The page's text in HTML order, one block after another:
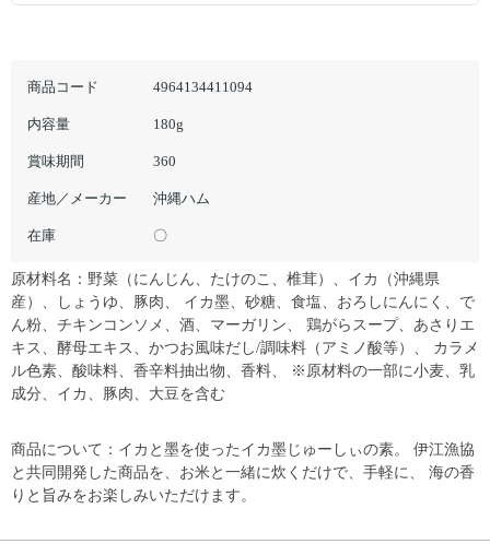
商品コード 4964134411094
内容量 180g
賞味期間 360
産地／メーカー 沖縄ハム
在庫 〇
原材料名：野菜（にんじん、たけのこ、椎茸）、イカ（沖縄県
産）、しょうゆ、豚肉、 イカ墨、砂糖、食塩、おろしにんにく、で
ん粉、チキンコンソメ、酒、マーガリン、 鶏がらスープ、あさりエ
キス、酵母エキス、かつお風味だし/調味料（アミノ酸等）、 カラメ
ル色素、酸味料、香辛料抽出物、香料、 ※原材料の一部に小麦、乳
成分、イカ、豚肉、大豆を含む
商品について：イカと墨を使ったイカ墨じゅーしぃの素。 伊江漁協
と共同開発した商品を、お米と一緒に炊くだけで、手軽に、 海の香
りと旨みをお楽しみいただけます。